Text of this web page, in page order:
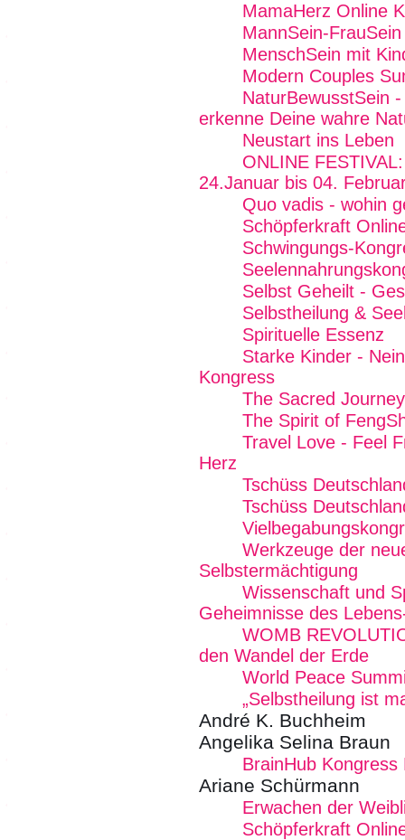
MamaHerz Online
MannSein-
MenschSein mit
Modern Couples
NaturBewusstSein
erkenne Deine wahre
Neustart ins Leben
ONLINE
24.Januar bis 04.
Quo vadis - wohin
Schöpferkraft
Schwingungs-
Selbst Geheilt -
Selbstheilung &
Spirituelle Essenz
Starke Kinder -
Kongress
The Sacred
The Spirit of
Travel Love - Feel
Herz
Tschüss
Tschüss
Werkzeuge der
Selbstermächtigung
Wissenschaft und
Geheimnisse des
WOMB
den Wandel der Erde
World Peace
„Selbstheilung ist
André K. Buchheim
Angelika Selina Braun
BrainHub
Ariane Schürmann
Erwachen der
Schöpferkraft